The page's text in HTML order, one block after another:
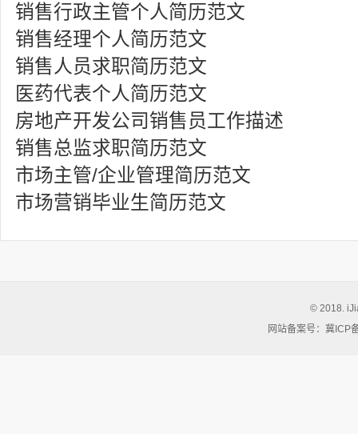
销售行政主管个人简历范文
销售经理个人简历范文
销售人员求职简历范文
医药代表个人简历范文
房地产开发公司销售员工作描述
销售总监求职简历范文
市场主管/企业管理简历范文
市场营销毕业生简历范文
© 2018.
网站备案号：冀ICP